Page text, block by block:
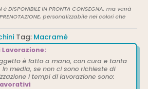
DISPONIBILE IN PRONTA CONSEGNA, ma verrà
personalizzabile nei colori che
Tag: Macramè
Lavorazione:
è fatto a mano, con cura e tanta
In media, se non ci sono richieste di
i tempi di lavorazione sono: